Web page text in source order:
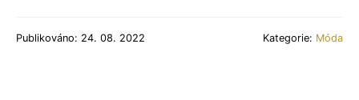
Publikováno: 24. 08. 2022 Kategorie: Móda